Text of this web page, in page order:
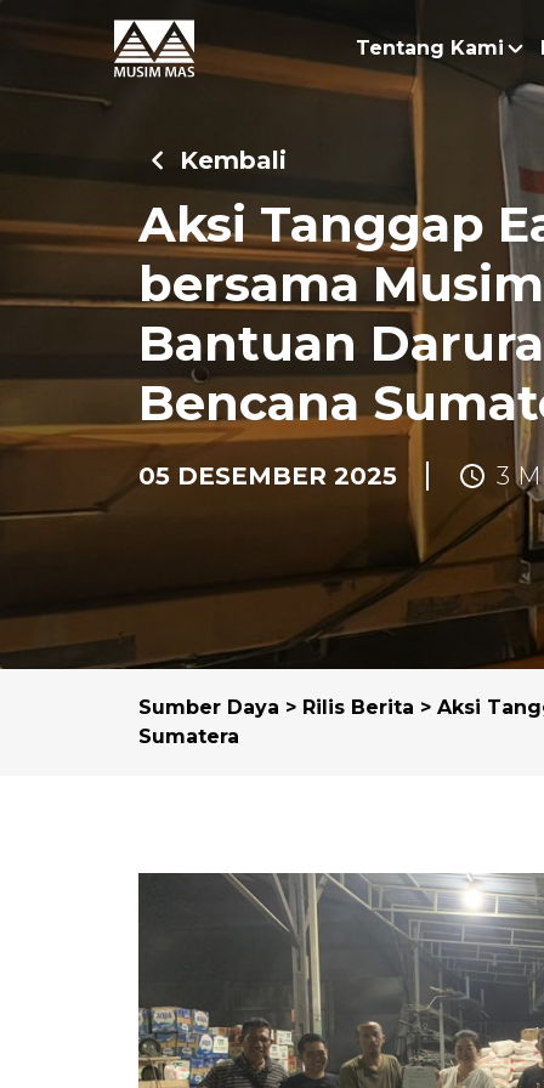
Tentang Kami
Kembali
Aksi Tanggap
bersama
Bantuan
Bencana
05 DESEMBER 2025 3
Sumber Daya > Rilis Berita > Aksi
Sumatera